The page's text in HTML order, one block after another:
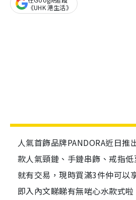
《UHK 港生活》
人氣首飾品牌PANDORA近日推
款人氣頸鏈、手鏈串飾、戒指
就有交易，現時買滿3件仲可以
即入內文睇睇有無啱心水款式啦